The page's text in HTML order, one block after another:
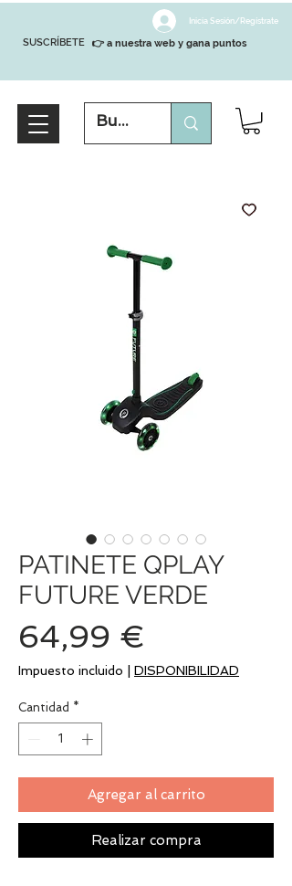
SUSCRÍBETE
Inicia Sesión/Regístrate
👉 a nuestra web y gana puntos
PATINETE QPLAY
FUTURE VERDE
64,99 €
Impuesto incluido DISPONIBILIDAD
Cantidad *
Agregar al carrito
Realizar compra